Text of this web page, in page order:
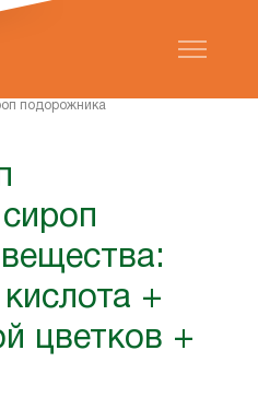
подорожника
+
цветков +